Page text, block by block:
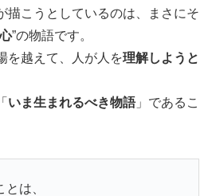
描こうとしているのは、まさにそ
”の物語です。
を越えて、人が人を理解しようと
いま生まれるべき物語」であるこ
は、